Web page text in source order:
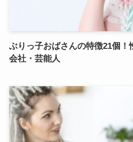
ぶりっ子おばさんの特徴21個！
会社・芸能人